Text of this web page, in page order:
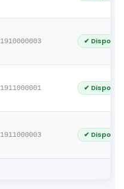
1910000003 ✔
1911000001 ✔
1911000003 ✔